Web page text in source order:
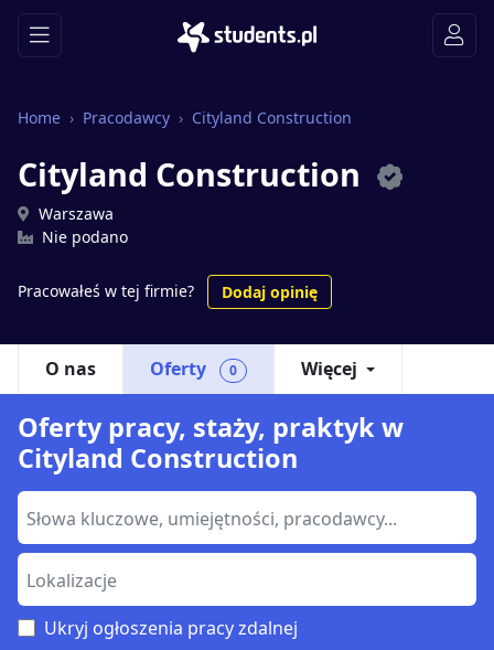
Home Pracodawcy Cityland Construction
Cityland Construction
Warszawa
Nie podano
Pracowałeś w tej firmie? Dodaj opinię
O nas Oferty 0 Więcej
Oferty pracy, staży, praktyk w
Cityland Construction
Ukryj ogłoszenia pracy zdalnej